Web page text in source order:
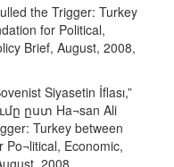
the Trigger: Turkey
for Political,
Brief, August, 2008,
Siyasetin İflası,”
ըստ Ha¬san Ali
Turkey between
Po¬litical, Economic,